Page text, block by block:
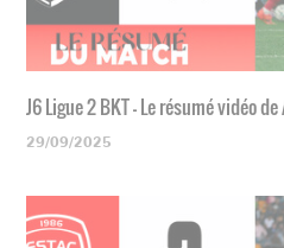
J6 Ligue 2 BKT - Le résumé vidéo
29/09/2025